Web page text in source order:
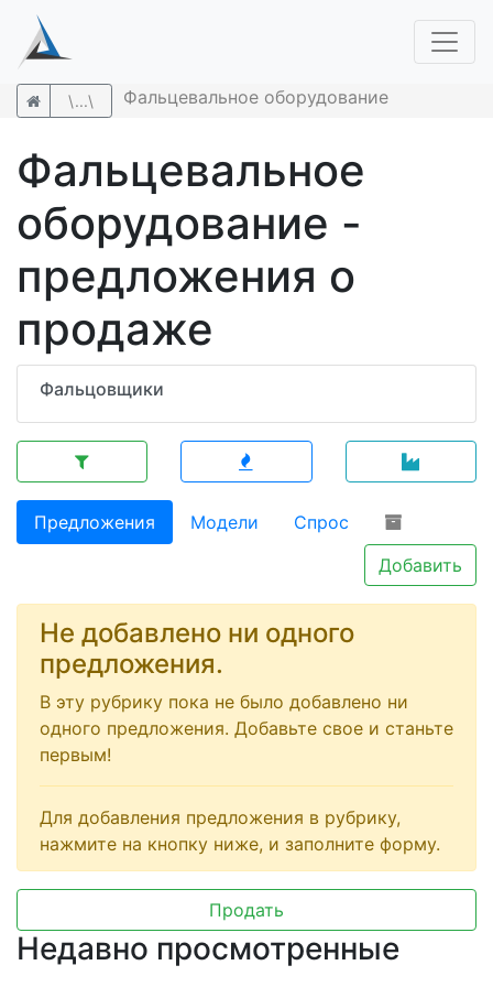
\...\ Фальцевальное оборудование
Фальцевальное
оборудование -
предложения о
продаже
Фальцовщики
Предложения Модели
Спрос
Добавить
Не добавлено ни одного
предложения.
В эту рубрику пока не было добавлено ни
одного предложения. Добавьте свое и станьте
первым!
Для добавления предложения в рубрику,
нажмите на кнопку ниже, и заполните форму.
Продать
Недавно просмотренные